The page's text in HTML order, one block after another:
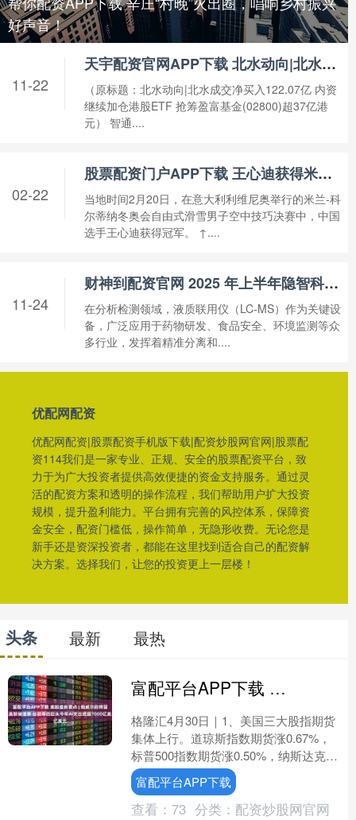
好声音！
天宇配资官网APP下载 北水动向|北水成交净买入122.07亿 内资继续加仓港股ETF 抢筹盈富基金(02800)超37亿港元
（原标题：北水动向|北水成交净买入122.07亿 内资
继续加仓港股ETF 抢筹盈富基金(02800)超37亿港
元） 智通....
11-22
股票配资门户APP下载 王心迪获得米兰冬奥会自由式滑雪男子空中技巧冠军
当地时间2月20日，在意大利利维尼奥举行的米兰-科
尔蒂纳冬奥会自由式滑雪男子空中技巧决赛中，中国
选手王心迪获得冠军。 ↑....
02-22
财神到配资官网 2025 年上半年隐智科仪：二手液质市场的业绩位居前列_检测_Sciex_设备
在分析检测领域，液质联用仪（LC-MS）作为关键设
备，广泛应用于药物研发、食品安全、环境监测等众
多行业，发挥着精准分离和....
11-24
优配网配资
优配网配资|股票配资手机版下载|配资炒股网官网|股票配
资114我们是一家专业、正规、安全的股票配资平台，致
力于为广大投资者提供高效便捷的资金支持服务。通过灵
活的配资方案和透明的操作流程，我们帮助用户扩大投资
规模，提升盈利能力。平台拥有完善的风控体系，保障资
金安全，配资门槛低，操作简单，无隐形收费。无论您是
新手还是资深投资者，都能在这里找到适合自己的配资解
决方案。选择我们，让您的投资更上一层楼！
头条 最新 最热
富配平台APP下载 美股盘前要点 | 鲍威尔称将留任美联储理事 谷歌等四巨头今年AI支出或超7000亿美元
格隆汇4月30日｜1、美国三大股指期货
集体上行。道琼斯指数期货涨0.67%，
标普500指数期货涨0.50%，纳斯达克
100指数期货涨0.70%。 2、国际原油
期....
富配平台APP下载
查看： 73 分类： 配资炒股网官网